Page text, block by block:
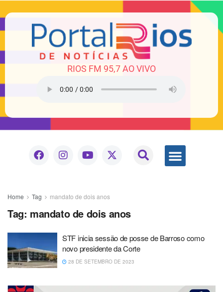
RIOS FM 95,7 AO VIVO
Home Tag mandato de dois anos
Tag: mandato de dois anos
STF inicia sessão de posse de Barroso como
novo presidente da Corte
28 DE SETEMBRO DE 2023